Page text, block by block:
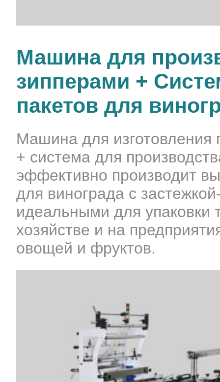
Машина для
зипперами +
пакетов для
Машина для изготовления
+ система для
эффективно производит
для винограда с
идеальными для упаковки
хозяйстве и на
овощей и фруктов.